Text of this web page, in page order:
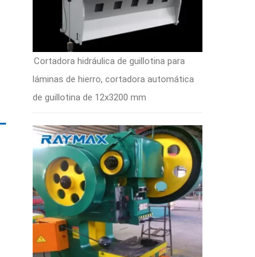
Cortadora hidráulica de guillotina para
láminas de hierro, cortadora automática
de guillotina de 12x3200 mm